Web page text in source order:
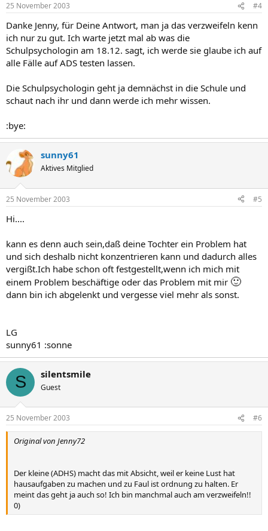
25 November 2003 #4
Danke Jenny, für Deine Antwort, man ja das verzweifeln kenn
ich nur zu gut. Ich warte jetzt mal ab was die
Schulpsychologin am 18.12. sagt, ich werde sie glaube ich auf
alle Fälle auf ADS testen lassen.
Die Schulpsychologin geht ja demnächst in die Schule und
schaut nach ihr und dann werde ich mehr wissen.
:bye:
sunny61
Aktives Mitglied
25 November 2003 #5
Hi....
kann es denn auch sein,daß deine Tochter ein Problem hat
und sich deshalb nicht konzentrieren kann und dadurch alles
vergißt.Ich habe schon oft festgestellt,wenn ich mich mit
einem Problem beschäftige oder das Problem mit mir 🙂
dann bin ich abgelenkt und vergesse viel mehr als sonst.
LG
sunny61 :sonne
S silentsmile
Guest
25 November 2003 #6
Original von Jenny72
Der kleine (ADHS) macht das mit Absicht, weil er keine Lust hat
hausaufgaben zu machen und zu Faul ist ordnung zu halten. Er
meint das geht ja auch so! Ich bin manchmal auch am verzweifeln!!
0)